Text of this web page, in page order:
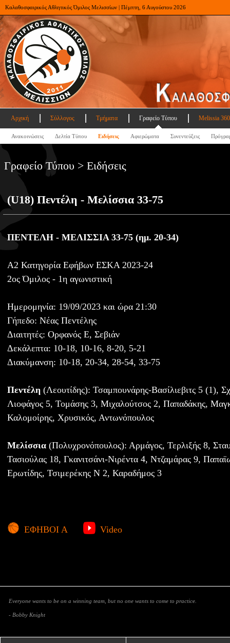
Καλαθοσφαιρικός Αθλητικός Όμιλος Μελισσίων | Πέμπτη, 6 Αυγούστου 2026
Αρχική Σύλλογος Τμήματα Γραφείο Τύπου Melissia
Ανακοινώσεις Δελτία Τύπου Ειδήσεις Αφιερώματα Συνεντεύξεις
Γραφείο Τύπου > Ειδήσεις
(U18) Πεντέλη - Μελίσσια 33-75
ΠΕΝΤΕΛΗ - ΜΕΛΙΣΣΙΑ 33-75 (ημ. 20-34)
Α2 Κατηγορία Εφήβων ΕΣΚΑ 2023-24
2ος Όμιλος - 1η αγωνιστική
Ημερομηνία: 19/09/2023 και ώρα 21:30
Γήπεδο: Νέας Πεντέλης
Διαιτητές: Ορφανός Ε, Σεβιάν
Δεκάλεπτα: 10-18, 10-16, 8-20, 5-21
Διακύμανση: 10-18, 20-34, 28-54, 33-75
Πεντέλη (Λεουτίδης): Τσαμπουνάρης-Βασίλιεβιτς 5 (1),
Λιοφάγος 5, Τομάσης 3, Μιχαλούτσος 2, Παπαδάκης,
Καλομοίρης, Χρυσικός, Αντωνόπουλος
Μελίσσια (Πολυχρονόπουλος): Αρμάγος, Τερλιξής 8,
Τασιούλας 18, Γκανιτσάνι-Νιρέντα 4, Ντζαμάρας 9,
Ερωτίδης, Τσιμερέκης Ν 2, Καραδήμος 3
ΕΦΗΒΟΙ Α Video
Everyone wants to be on a winning team, but no one wants to come to practice.
- Bobby Knight